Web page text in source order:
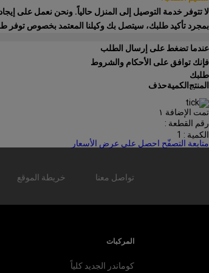
لا تتوفر خدمة التوصيل إلى المنزل حالياً. ونحن نعمل على
بمجرد تأكيد طلبك، سيتصل بك وكيلنا المعتمد بخصوص توفر
عندما تضغط على إرسال الطلب
فإنك توافق على الأحكام والشروط
طلبك
المنتج الكميةحذف
تمت الإضافة ١
رقم القطعة :
الكمية : 1
متابعة التصفّح احصل على عرض الأسعار
تواصل معنا خريطة الموقع
المركبات
كوماندر الجديد كلياً